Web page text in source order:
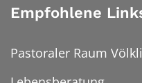
Empfohlene
Pastoraler Raum